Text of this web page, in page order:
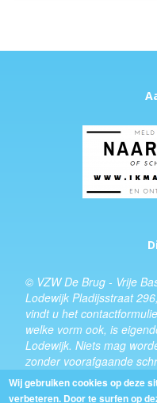
© VZW De Brug - Vrije
Lodewijk Pladijsstraat
vindt u het
welke vorm ook, is
Lodewijk. Niets mag
zonder voorafgaande
schooldirecteur.
Wij gebruiken cookies op deze
verbeteren. Door te surfen op